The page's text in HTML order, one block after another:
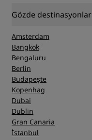
Gözde destinasyonlar
Amsterdam
Bangkok
Bengaluru
Berlin
Budapeşte
Kopenhag
Dubai
Dublin
Gran Canaria
İstanbul